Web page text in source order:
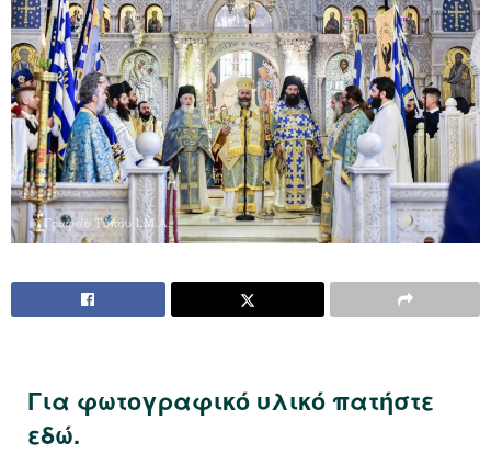
Για φωτογραφικό υλικό πατήστε
εδώ.